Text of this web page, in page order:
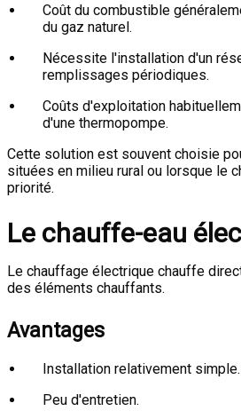
Coût du combustible
du gaz naturel.
Nécessite l'installation d'un
remplissages périodiques.
Coûts d'exploitation
d'une thermopompe.
Cette solution est souvent choisie
situées en milieu rural ou lorsque le
priorité.
Le chauffe-eau
Le chauffage électrique chauffe
des éléments chauffants.
Avantages
Installation relativement simple.
Peu d'entretien.